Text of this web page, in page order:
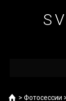
содержимому
Home
> Фотосессии